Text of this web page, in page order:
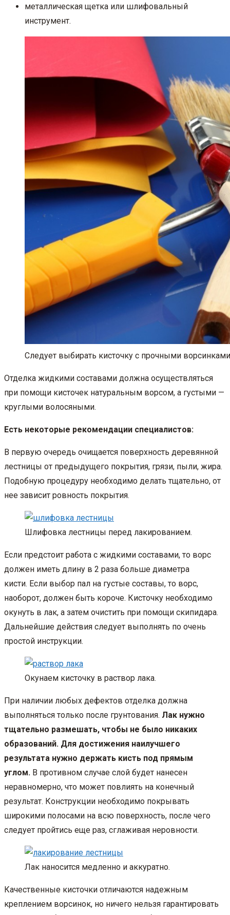
металлическая щетка или шлифовальный
инструмент.
Следует выбирать кисточку с прочными
Отделка жидкими составами должна осуществляться
при помощи кисточек натуральным ворсом, а густыми —
круглыми волосяными.
Есть некоторые рекомендации специалистов:
В первую очередь очищается поверхность деревянной
лестницы от предыдущего покрытия, грязи, пыли, жира.
Подобную процедуру необходимо делать тщательно, от
нее зависит ровность покрытия.
Шлифовка лестницы перед лакированием.
Если предстоит работа с жидкими составами, то ворс
должен иметь длину в 2 раза больше диаметра
кисти. Если выбор пал на густые составы, то ворс,
наоборот, должен быть короче. Кисточку необходимо
окунуть в лак, а затем очистить при помощи скипидара.
Дальнейшие действия следует выполнять по очень
простой инструкции.
Окунаем кисточку в раствор лака.
При наличии любых дефектов отделка должна
выполняться только после грунтования. Лак нужно
тщательно размешать, чтобы не было никаких
образований. Для достижения наилучшего
результата нужно держать кисть под прямым
углом. В противном случае слой будет нанесен
неравномерно, что может повлиять на конечный
результат. Конструкции необходимо покрывать
широкими полосами на всю поверхность, после чего
следует пройтись еще раз, сглаживая неровности.
Лак наносится медленно и аккуратно.
Качественные кисточки отличаются надежным
креплением ворсинок, но ничего нельзя гарантировать